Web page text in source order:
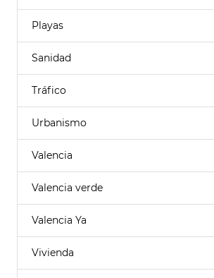
Playas
Sanidad
Tráfico
Urbanismo
Valencia
Valencia verde
Valencia Ya
Vivienda